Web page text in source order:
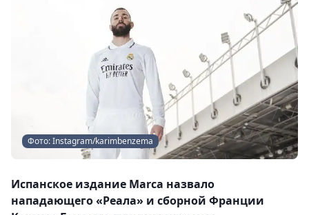
Фото: Instagram/karimbenzema
Испанское издание Marca назвало
нападающего «Реала» и сборной Франции